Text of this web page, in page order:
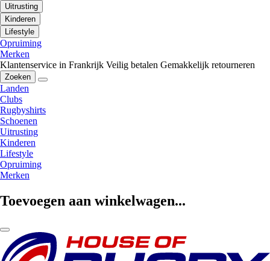
Uitrusting
Kinderen
Lifestyle
Opruiming
Merken
Klantenservice in Frankrijk Veilig betalen Gemakkelijk retourneren
Zoeken
Landen
Clubs
Rugbyshirts
Schoenen
Uitrusting
Kinderen
Lifestyle
Opruiming
Merken
Toevoegen aan winkelwagen...